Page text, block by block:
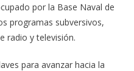
por la Base Naval de
programas subversivos,
radio y televisión.
para avanzar hacia la